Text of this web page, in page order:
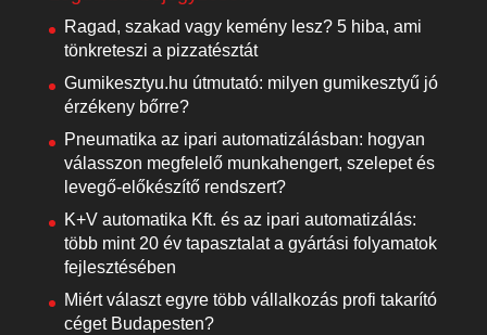
Ragad, szakad vagy kemény lesz? 5 hiba, ami
tönkreteszi a pizzatésztát
Gumikesztyu.hu útmutató: milyen gumikesztyű jó
érzékeny bőrre?
Pneumatika az ipari automatizálásban: hogyan
válasszon megfelelő munkahengert, szelepet és
levegő-előkészítő rendszert?
K+V automatika Kft. és az ipari automatizálás:
több mint 20 év tapasztalat a gyártási folyamatok
fejlesztésében
Miért választ egyre több vállalkozás profi takarító
céget Budapesten?